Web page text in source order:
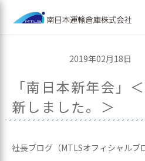
2019年02月18日
「南日本新年会」
新しました。＞
社長ブログ（MTLSオフィシャルブ